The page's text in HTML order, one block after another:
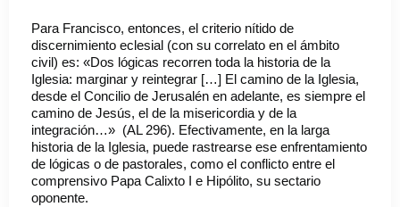
Para Francisco, entonces, el criterio nítido de
discernimiento eclesial (con su correlato en el ámbito
civil) es: «Dos lógicas recorren toda la historia de la
Iglesia: marginar y reintegrar […] El camino de la Iglesia,
desde el Concilio de Jerusalén en adelante, es siempre el
camino de Jesús, el de la misericordia y de la
integración…» (AL 296). Efectivamente, en la larga
historia de la Iglesia, puede rastrearse ese enfrentamiento
de lógicas o de pastorales, como el conflicto entre el
comprensivo Papa Calixto I e Hipólito, su sectario
oponente.